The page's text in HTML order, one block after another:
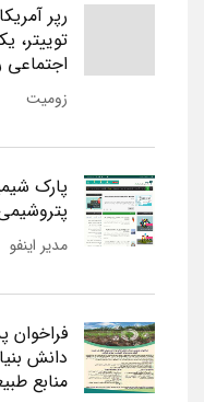
رپر
توییتر،
زومیت
پارک
مدیر اینفو
دانش
منابع